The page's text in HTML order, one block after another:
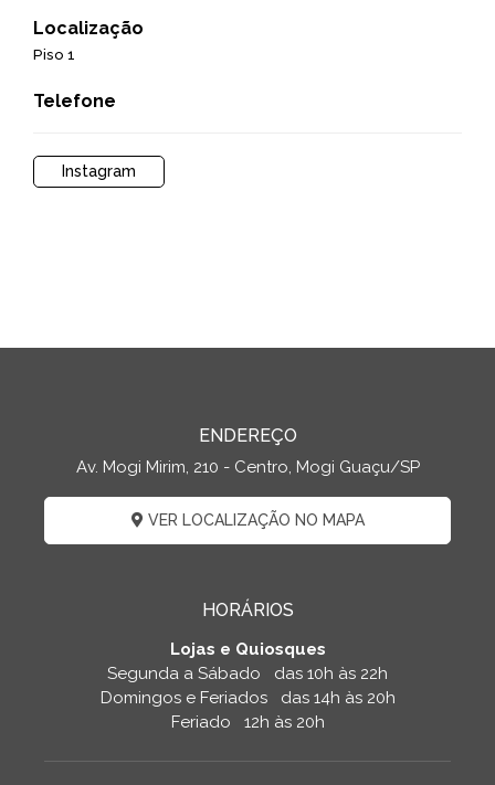
Localização
Piso 1
Telefone
Instagram
ENDEREÇO
Av. Mogi Mirim, 210 - Centro, Mogi Guaçu/SP
VER LOCALIZAÇÃO NO MAPA
HORÁRIOS
Lojas e Quiosques
Segunda a Sábado das 10h às 22h
Domingos e Feriados das 14h às 20h
Feriado 12h às 20h